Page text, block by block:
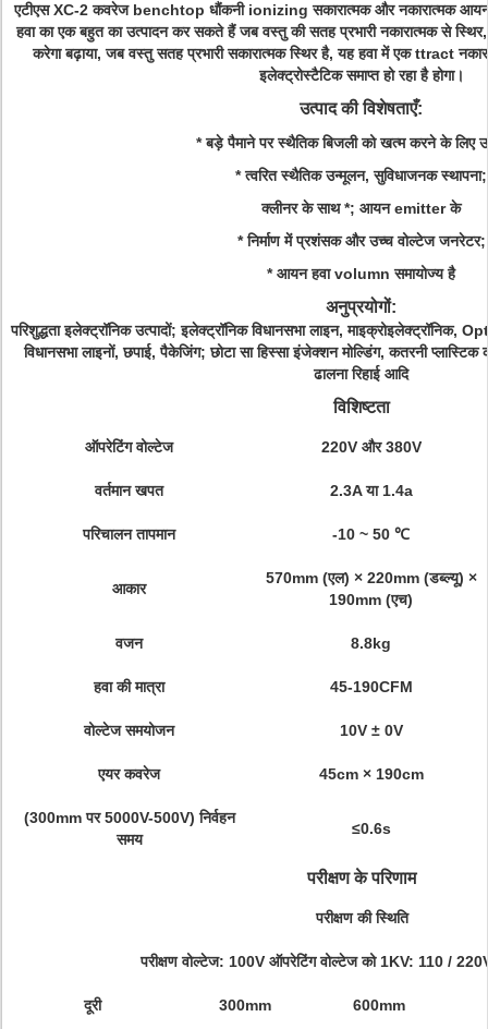
एटीएस XC-2 कवरेज benchtop धौंकनी ionizing सकारात्मक और नकारात्मक
हवा का एक बहुत का उत्पादन कर सकते हैं जब वस्तु की सतह प्रभारी नकारात्मक से
करेगा बढ़ाया, जब वस्तु सतह प्रभारी सकारात्मक स्थिर है, यह हवा में एक ttract
इलेक्ट्रोस्टैटिक समाप्त हो रहा हैहोगा।
उत्पाद की विशेषताएँ:
* बड़े पैमाने पर स्थैतिक बिजली को खत्म करने के लिए
* त्वरित स्थैतिक उन्मूलन, सुविधाजनक स्थापना;
क्लीनर के साथ*; आयन emitter के
* निर्माण में प्रशंसक और उच्च वोल्टेज जनरेटर;
* आयन हवा volumn समायोज्य है
अनुप्रयोगों:
परिशुद्धता इलेक्ट्रॉनिक उत्पादों; इलेक्ट्रॉनिक विधानसभा लाइन, माइक्रोइलेक्ट्रॉनिक,
विधानसभा लाइनों, छपाई, पैकेजिंग; छोटा सा हिस्सा इंजेक्शन मोल्डिंग, कतरनी
ढालना रिहाई आदि
विशिष्टता
ऑपरेटिंग वोल्टेज 220V और 380V
वर्तमान खपत 2.3A या 1.4a
परिचालन तापमान -10 ~ 50 ℃
आकार
570mm (एल) × 220mm (डब्ल्यू) ×
190mm (एच)
वजन 8.8kg
हवा की मात्रा 45-190CFM
वोल्टेज समयोजन 10V ± 0V
एयर कवरेज 45cm × 190cm
(300mm पर 5000V-500V) निर्वहन
समय
≤0.6s
परीक्षण के परिणाम
परीक्षण की स्थिति
परीक्षण वोल्टेज: 100V ऑपरेटिंग वोल्टेज को 1KV: 110 /
दूरी 300mm 600mm